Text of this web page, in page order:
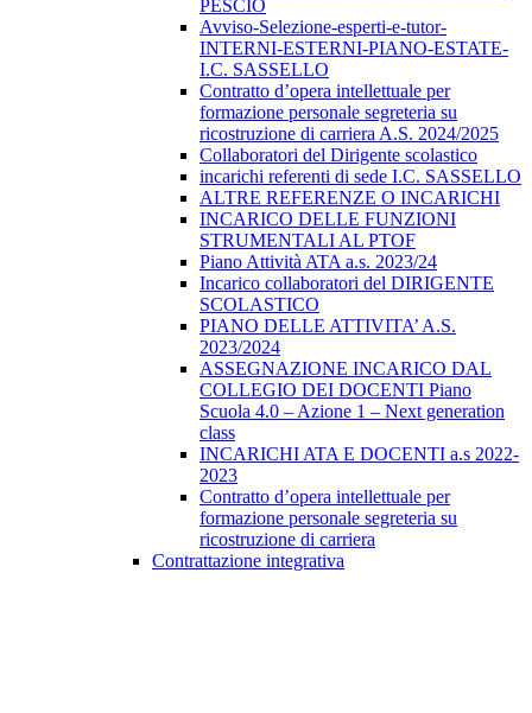
PESCIO
Avviso-Selezione-esperti-e-tutor-
INTERNI-ESTERNI-PIANO-ESTATE-
I.C. SASSELLO
Contratto d’opera intellettuale per
formazione personale segreteria su
ricostruzione di carriera A.S. 2024/2025
Collaboratori del Dirigente scolastico
incarichi referenti di sede I.C. SASSELLO
ALTRE REFERENZE O INCARICHI
INCARICO DELLE FUNZIONI
STRUMENTALI AL PTOF
Piano Attività ATA a.s. 2023/24
Incarico collaboratori del DIRIGENTE
SCOLASTICO
PIANO DELLE ATTIVITA’ A.S.
2023/2024
ASSEGNAZIONE INCARICO DAL
COLLEGIO DEI DOCENTI Piano
Scuola 4.0 – Azione 1 – Next generation
class
INCARICHI ATA E DOCENTI a.s 2022-
2023
Contratto d’opera intellettuale per
formazione personale segreteria su
ricostruzione di carriera
Contrattazione integrativa